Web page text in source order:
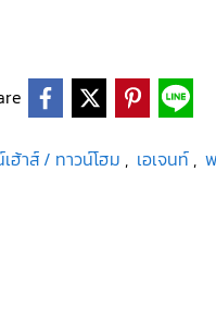
ฮ้าส์ / ทาวน์โฮม , เอเจนท์ ,